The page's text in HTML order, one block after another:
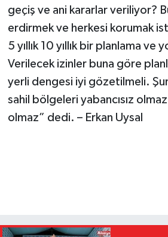
geçiş ve ani kararlar veriliyor?
erdirmek ve herkesi korumak
5 yıllık 10 yıllık bir planlama ve
Verilecek izinler buna göre
yerli dengesi iyi gözetilmeli.
sahil bölgeleri yabancısız
olmaz” dedi. – Erkan Uysal